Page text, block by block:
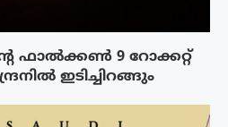
ഫാൽക്കൺ 9 റോക്കറ്റ്
ഇടിച്ചിറങ്ങും